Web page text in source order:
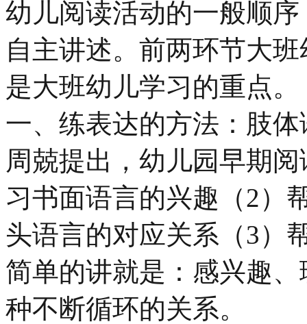
幼儿阅读活动的一般顺
自主讲述。前两环节大
是大班幼儿学习的重点。
一、练表达的方法：肢
周兢提出，幼儿园早期
习书面语言的兴趣（2）
头语言的对应关系（3）
简单的讲就是：感兴趣
种不断循环的关系。